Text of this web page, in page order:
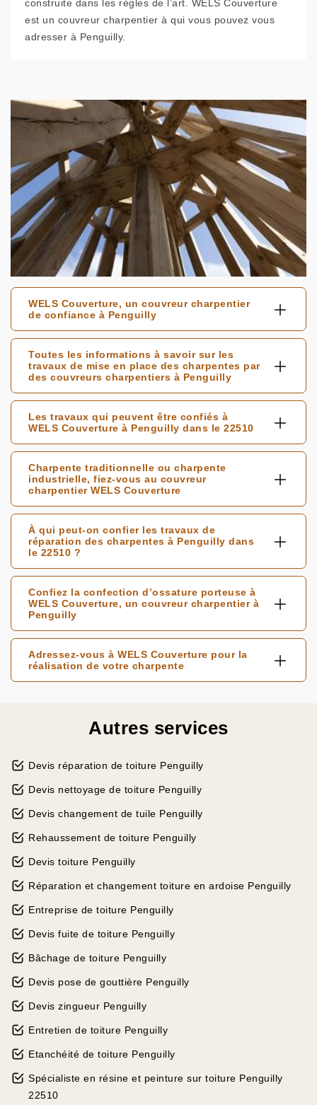
construite dans les règles de l’art. WELS Couverture
est un couvreur charpentier à qui vous pouvez vous
adresser à Penguilly.
WELS Couverture, un couvreur charpentier
de confiance à Penguilly
Toutes les informations à savoir sur les
travaux de mise en place des charpentes par
des couvreurs charpentiers à Penguilly
Les travaux qui peuvent être confiés à
WELS Couverture à Penguilly dans le 22510
Charpente traditionnelle ou charpente
industrielle, fiez-vous au couvreur
charpentier WELS Couverture
À qui peut-on confier les travaux de
réparation des charpentes à Penguilly dans
le 22510 ?
Confiez la confection d’ossature porteuse à
WELS Couverture, un couvreur charpentier à
Penguilly
Adressez-vous à WELS Couverture pour la
réalisation de votre charpente
Autres services
Devis réparation de toiture Penguilly
Devis nettoyage de toiture Penguilly
Devis changement de tuile Penguilly
Rehaussement de toiture Penguilly
Devis toiture Penguilly
Réparation et changement toiture en ardoise Penguilly
Entreprise de toiture Penguilly
Devis fuite de toiture Penguilly
Bâchage de toiture Penguilly
Devis pose de gouttière Penguilly
Devis zingueur Penguilly
Entretien de toiture Penguilly
Etanchéité de toiture Penguilly
Spécialiste en résine et peinture sur toiture Penguilly
22510